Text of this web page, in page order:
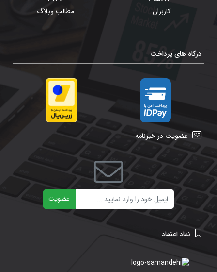
کاربران مطالب وبلاگ
درگاه های پرداخت
عضویت در خبرنامه
عضویت
نماد اعتماد